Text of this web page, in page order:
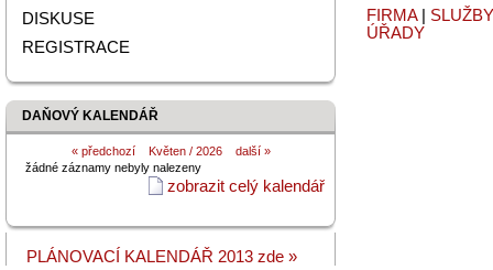
FIRMA| SLUŽBY
ÚŘADY
DISKUSE
REGISTRACE
DAŇOVÝ KALENDÁŘ
«předchozíKvěten / 2026 další »
žádné záznamy nebyly nalezeny
zobrazit celý kalendář
PLÁNOVACÍ KALENDÁŘ 2013 zde »